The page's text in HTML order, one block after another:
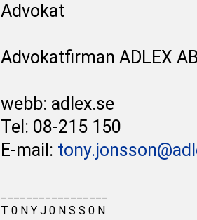
Advokat
Advokatfirman ADLEX
webb: adlex.se
Tel: 08-215 150
E-mail:
T 0 N Y J 0 N S S 0 N